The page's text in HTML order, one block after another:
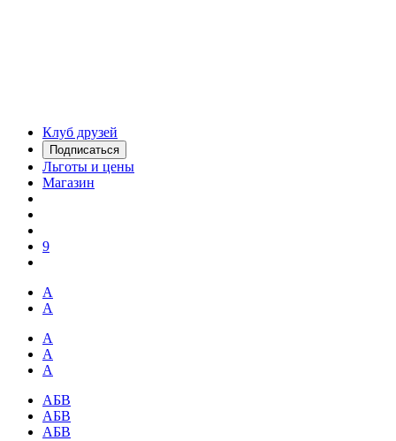
Клуб друзей
Подписаться
Льготы и цены
Магазин
9
А
А
А
А
А
АБВ
АБВ
АБВ